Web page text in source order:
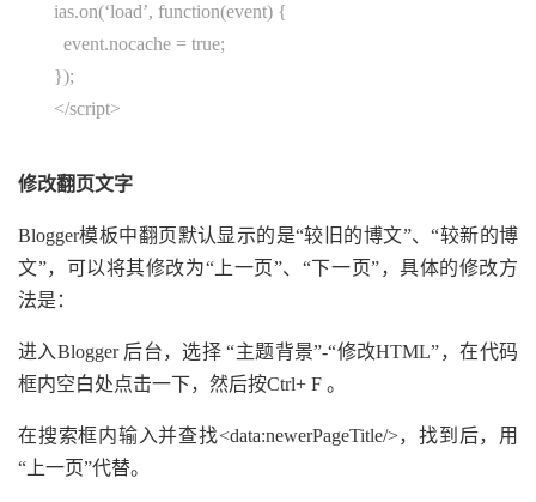
ias.on(‘load’, function(event) {
event.nocache = true;
});
</script>
修改翻页文字
Blogger模板中翻页默认显示的是“较旧的博文”、“较新的博
文”，可以将其修改为“上一页”、“下一页”，具体的修改方
法是：
进入Blogger 后台，选择 “主题背景”-“修改HTML”，在代码
框内空白处点击一下，然后按Ctrl+ F 。
在搜索框内输入并查找<data:newerPageTitle/>，找到后，用
“上一页”代替。